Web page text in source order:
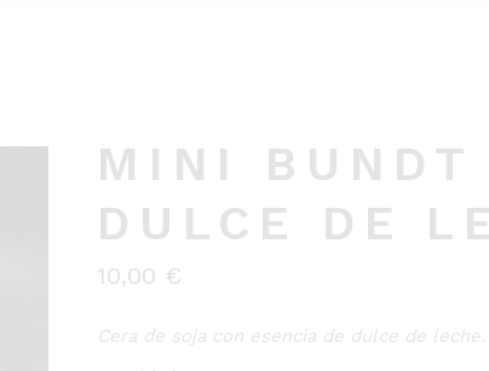
MINI BUNDT
DULCE DE
10,00 €
Cera de soja con esencia de dulce de leche.